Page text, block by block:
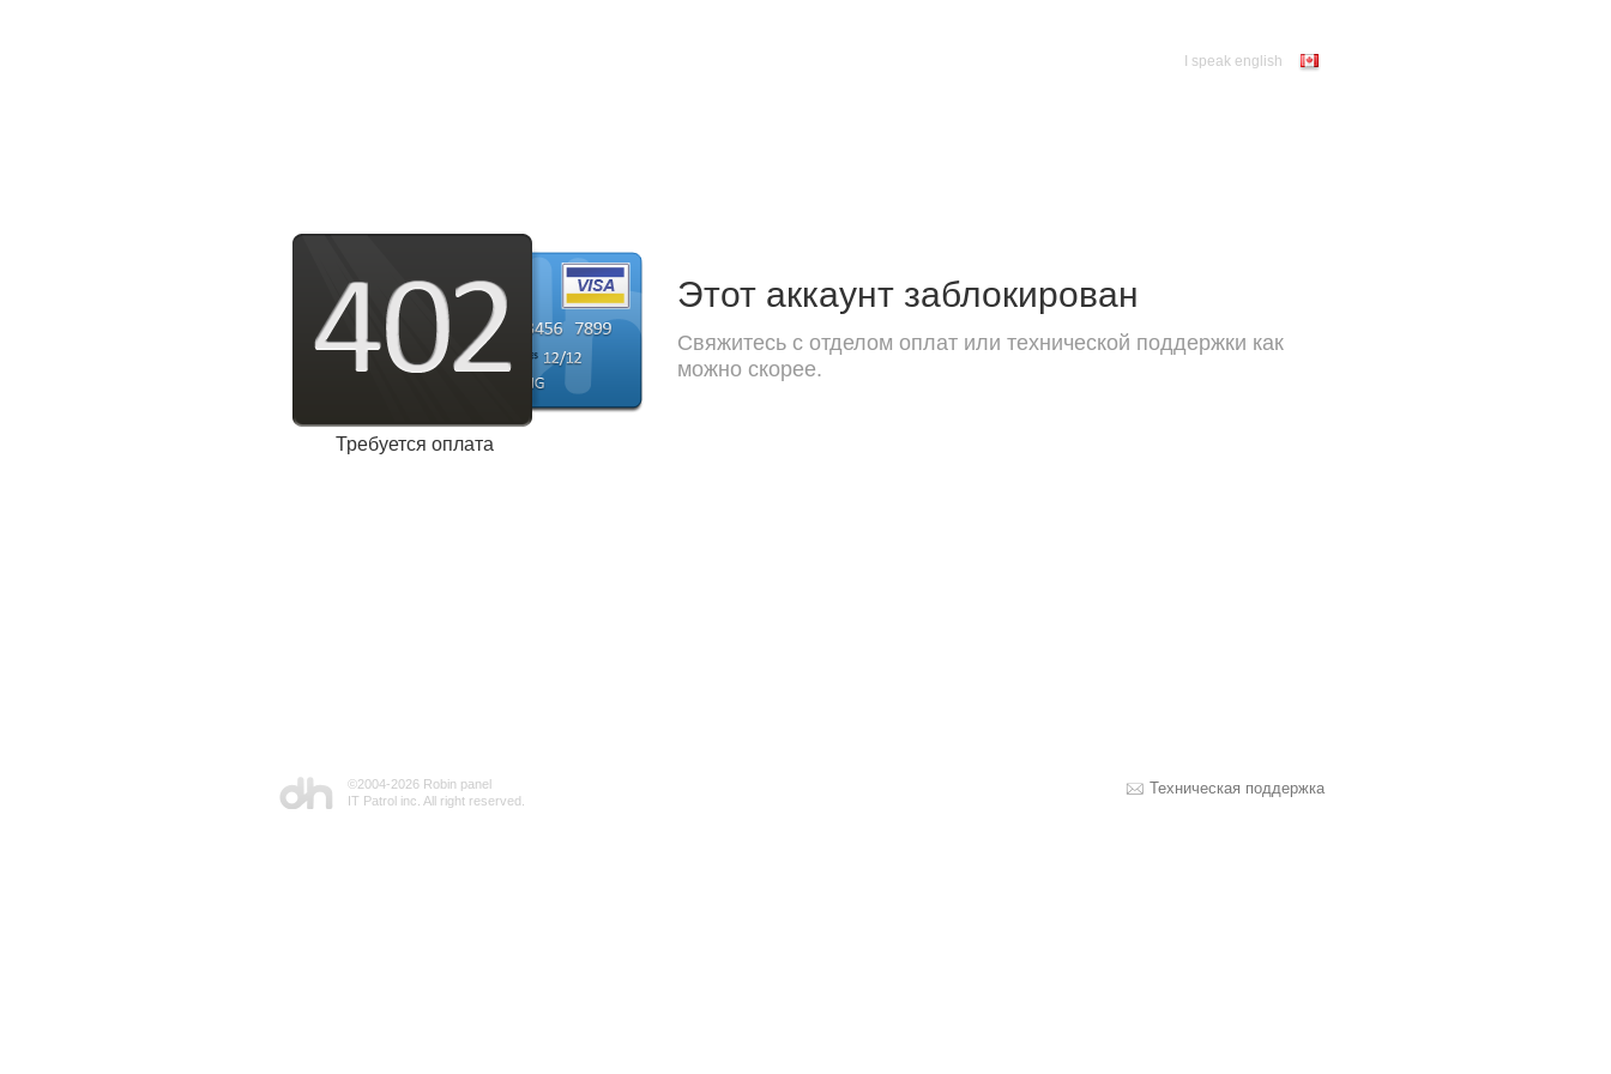
I speak english
Требуется оплата
Этот аккаунт заблокирован
Свяжитесь с отделом оплат или технической поддержки как
можно скорее.
Техническая поддержка
©2004-2026 Robin panel
IT Patrol inc. All right reserved.